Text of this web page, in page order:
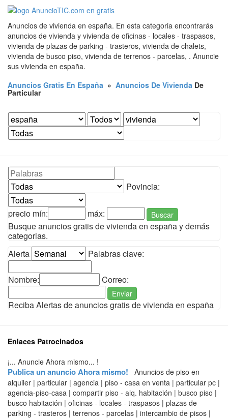
Anuncios de vivienda en españa. En esta categoria encontrarás
anuncios de vivienda y vivienda de oficinas - locales - traspasos,
vivienda de plazas de parking - trasteros, vivienda de chalets,
vivienda de busco piso, vivienda de terrenos - parcelas, . Anuncie
sus vivienda en españa.
Anuncios Gratis En España » Anuncios De Vivienda De
Particular
Povincia:
precio mín: máx: Buscar
Busque anuncios gratis de vivienda en españa y demás
categorias.
Alerta
Palabras clave:
Nombre: Correo:
Enviar
Reciba Alertas de anuncios gratis de vivienda en españa
Enlaces Patrocinados
¡... Anuncie Ahora mismo... !
Publica un anuncio Ahora mismo! Anuncios de piso en
alquiler | particular | agencia | piso - casa en venta | particular pc |
agencia-piso-casa | compartir piso - alq. habitación | busco piso |
busco habitación | oficinas - locales - traspasos | plazas de
parking - trasteros | terrenos - parcelas | intercambio de pisos |